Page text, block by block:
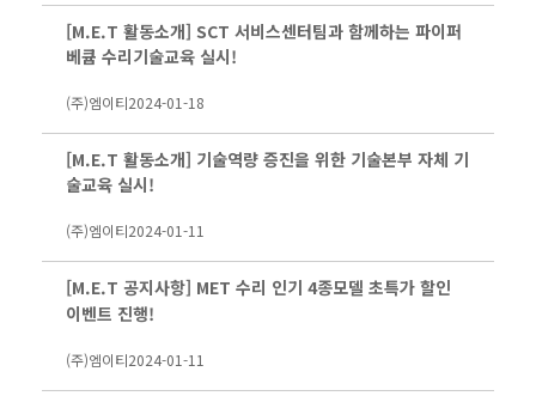
[M.E.T 활동소개] SCT 서비스센터팀과 함께하는 파이퍼
베큠 수리기술교육 실시!
(주)엠이티2024-01-18
[M.E.T 활동소개] 기술역량 증진을 위한 기술본부 자체 기
술교육 실시!
(주)엠이티2024-01-11
[M.E.T 공지사항] MET 수리 인기 4종모델 초특가 할인
이벤트 진행!
(주)엠이티2024-01-11